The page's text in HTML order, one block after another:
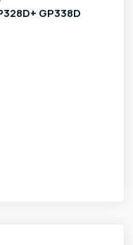
GP338D